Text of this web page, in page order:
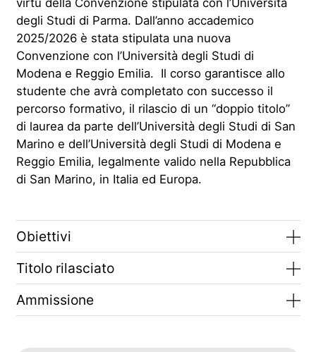
degli Studi di Parma. Dall’anno accademico
2025/2026 è stata stipulata una nuova
Convenzione con l’Università degli Studi di
Modena e Reggio Emilia. Il corso garantisce allo
studente che avrà completato con successo il
percorso formativo, il rilascio di un “doppio titolo”
di laurea da parte dell’Università degli Studi di San
Marino e dell’Università degli Studi di Modena e
Reggio Emilia, legalmente valido nella Repubblica
di San Marino, in Italia ed Europa.
Obiettivi
Titolo rilasciato
Ammissione